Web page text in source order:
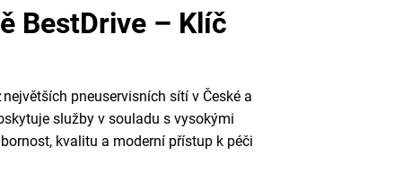
BestDrive – Klíč
pneuservisních sítí v České a
služby v souladu s vysokými
kvalitu a moderní přístup k péči